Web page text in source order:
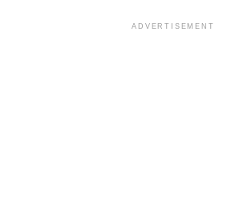
ADVERTISEMENT